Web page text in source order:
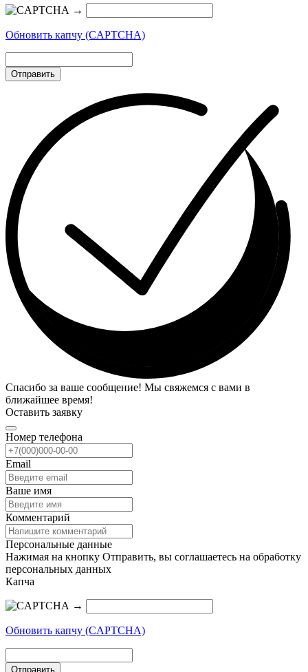
→
Обновить капчу (CAPTCHA)
Отправить
Спасибо за ваше сообщение! Мы свяжемся с вами в
ближайшее время!
Оставить заявку
Номер телефона
Email
Ваше имя
Комментарий
Персональные данные
Нажимая на кнопку Отправить, вы соглашаетесь на обработку
персональных данных
Капча
→
Обновить капчу (CAPTCHA)
Отправить